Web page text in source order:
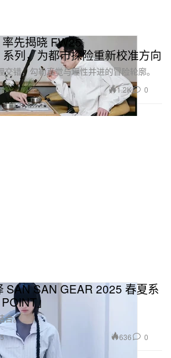
先揭晓 FW25
系列，为都市探险重新校准方向
错，勾勒直觉与理性并进的冒险轮廓。
1.2K 0
SAN SAN GEAR 2025 春夏系
」
合。
636 0